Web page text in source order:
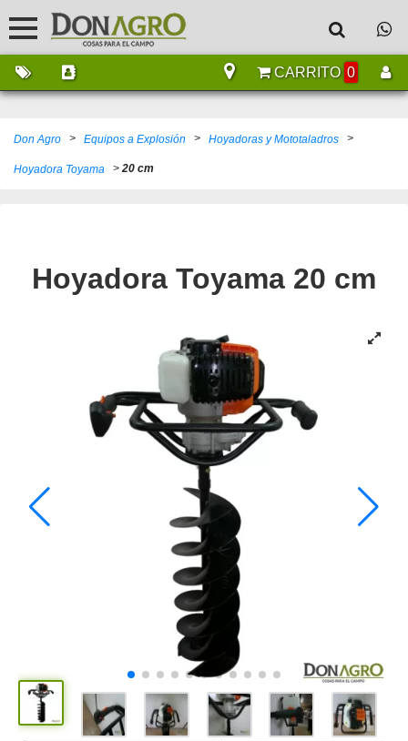
CARRITO 0
Don Agro > Equipos a Explosión > Hoyadoras y Mototaladros >
Hoyadora Toyama > 20 cm
Hoyadora Toyama 20 cm